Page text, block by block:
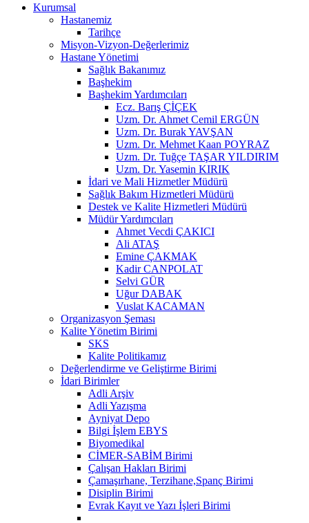
Kurumsal
Hastanemiz
Tarihçe
Misyon-Vizyon-Değerlerimiz
Hastane Yönetimi
Sağlık Bakanımız
Başhekim
Başhekim Yardımcıları
Ecz. Barış ÇİÇEK
Uzm. Dr. Ahmet Cemil ERGÜN
Uzm. Dr. Burak YAVŞAN
Uzm. Dr. Mehmet Kaan POYRAZ
Uzm. Dr. Tuğçe TAŞAR YILDIRIM
Uzm. Dr. Yasemin KIRIK
İdari ve Mali Hizmetler Müdürü
Sağlık Bakım Hizmetleri Müdürü
Destek ve Kalite Hizmetleri Müdürü
Müdür Yardımcıları
Ahmet Vecdi ÇAKICI
Ali ATAŞ
Emine ÇAKMAK
Kadir CANPOLAT
Selvi GÜR
Uğur DABAK
Vuslat KACAMAN
Organizasyon Şeması
Kalite Yönetim Birimi
SKS
Kalite Politikamız
Değerlendirme ve Geliştirme Birimi
İdari Birimler
Adli Arşiv
Adli Yazışma
Ayniyat Depo
Bilgi İşlem EBYS
Biyomedikal
CİMER-SABİM Birimi
Çalışan Hakları Birimi
Çamaşırhane, Terzihane,Spanç Birimi
Disiplin Birimi
Evrak Kayıt ve Yazı İşleri Birimi